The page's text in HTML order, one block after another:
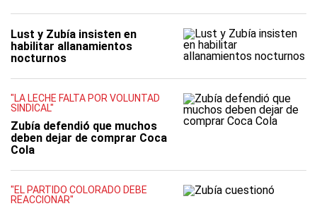
Lust y Zubía insisten en
habilitar allanamientos
nocturnos
"LA LECHE FALTA POR VOLUNTAD
SINDICAL"
Zubía defendió que muchos
deben dejar de comprar Coca
Cola
"EL PARTIDO COLORADO DEBE
REACCIONAR"